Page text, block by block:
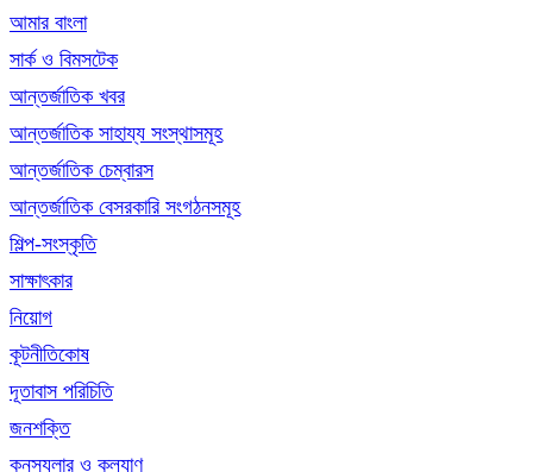
আমার বাংলা
সার্ক ও বিমসটেক
আন্তর্জাতিক খবর
আন্তর্জাতিক সাহায্য সংস্থাসমূহ
আন্তর্জাতিক চেম্বারস
আন্তর্জাতিক বেসরকারি সংগঠনসমূহ
শিল্প-সংস্কৃতি
সাক্ষাৎকার
নিয়োগ
কূটনীতিকোষ
দূতাবাস পরিচিতি
জনশক্তি
কনস্যুলার ও কল্যাণ